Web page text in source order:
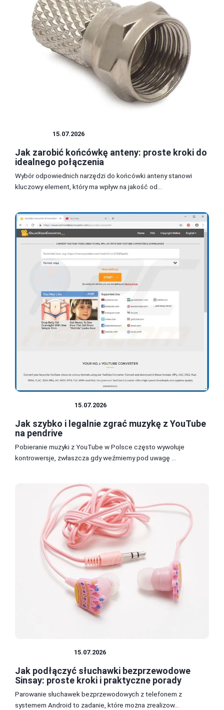
15.07.2026
Jak zarobić końcówkę anteny: proste kroki do
idealnego połączenia
Wybór odpowiednich narzędzi do końcówki anteny stanowi
kluczowy element, który ma wpływ na jakość od...
15.07.2026
Jak szybko i legalnie zgrać muzykę z YouTube
na pendrive
Pobieranie muzyki z YouTube w Polsce często wywołuje
kontrowersje, zwłaszcza gdy weźmiemy pod uwagę ...
15.07.2026
Jak podłączyć słuchawki bezprzewodowe
Sinsay: proste kroki i praktyczne porady
Parowanie słuchawek bezprzewodowych z telefonem z
systemem Android to zadanie, które można zrealizow...